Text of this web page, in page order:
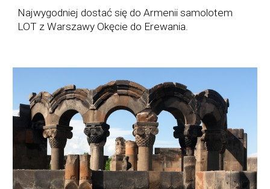
Najwygodniej dostać się do Armenii samolotem
LOT z Warszawy Okęcie do Erewania.